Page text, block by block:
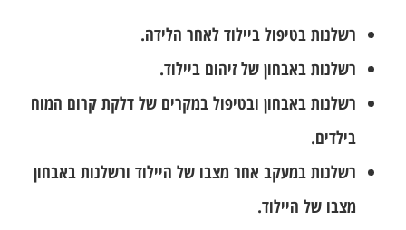
רשלנות בטיפול ביילוד לאחר הלידה.
רשלנות באבחון של זיהום ביילוד.
רשלנות באבחון ובטיפול במקרים של דלקת קרום המוח
בילדים.
רשלנות במעקב אחר מצבו של היילוד ורשלנות באבחון
מצבו של היילוד.